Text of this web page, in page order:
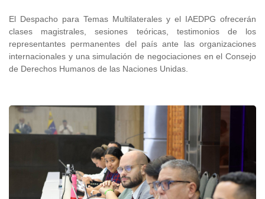
El Despacho para Temas Multilaterales y el IAEDPG ofrecerán
clases magistrales, sesiones teóricas, testimonios de los
representantes permanentes del país ante las organizaciones
internacionales y una simulación de negociaciones en el Consejo
de Derechos Humanos de las Naciones Unidas.